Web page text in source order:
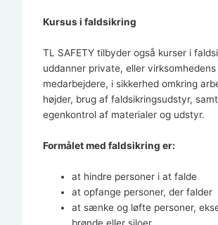
Kursus i faldsikring
TL SAFETY tilbyder også kurser i
uddanner private, eller virksomhedens
medarbejdere, i sikkerhed omkring
højder, brug af faldsikringsudstyr, samt
egenkontrol af materialer og udstyr.
Formålet med faldsikring er:
at hindre personer i at falde
at opfange personer, der falder
at sænke og løfte personer,